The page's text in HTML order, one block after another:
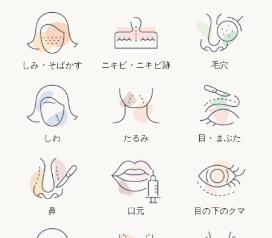
しみ・そばかす ニキビ・ニキビ跡 毛穴
しわ たるみ 目・まぶた
鼻 口元 目の下のクマ